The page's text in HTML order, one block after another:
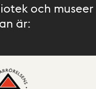
och museer
är: